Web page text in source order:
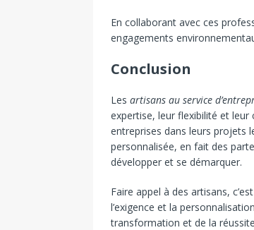
En collaborant avec ces
engagements
Conclusion
Les artisans au service
expertise, leur flexibilité et
entreprises dans leurs projets
personnalisée, en fait des
développer et se démarquer.
Faire appel à des artisans,
l’exigence et la
transformation et de la